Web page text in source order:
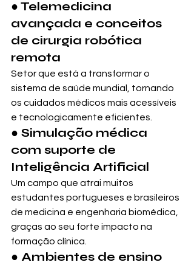
● Telemedicina
avançada e conceitos
de cirurgia robótica
remota
Setor que está a transformar o
sistema de saúde mundial, tornando
os cuidados médicos mais acessíveis
e tecnologicamente eficientes.
● Simulação médica
com suporte de
Inteligência Artificial
Um campo que atrai muitos
estudantes portugueses e brasileiros
de medicina e engenharia biomédica,
graças ao seu forte impacto na
formação clínica.
● Ambientes de ensino